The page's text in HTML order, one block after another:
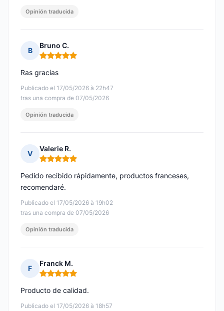
Opinión traducida
B
Bruno C.
Nota: 5 de 5
Publicado el 17/05/2026 à 22h47
tras una compra de 07/05/2026
Ras gracias
Opinión traducida
V
Valerie R.
Nota: 5 de 5
Publicado el 17/05/2026 à 19h02
tras una compra de 07/05/2026
Pedido recibido rápidamente, productos franceses,
recomendaré.
Opinión traducida
F
Franck M.
Nota: 5 de 5
Publicado el 17/05/2026 à 18h57
Producto de calidad.